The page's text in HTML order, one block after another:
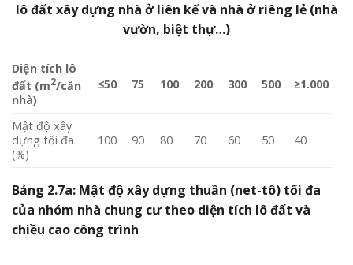
lô đất xây dựng nhà ở liên kế và nhà ở riêng lẻ (nhà
vườn, biệt thự…)
Diện tích lô
đất (m2/căn
nhà)
≤50 75 100 200 300 500 ≥1.000
Mật độ xây
dựng tối đa
(%)
100 90 80 70 60 50 40
Bảng 2.7a: Mật độ xây dựng thuần (net-tô) tối đa
của nhóm nhà chung cư theo diện tích lô đất và
chiều cao công trình